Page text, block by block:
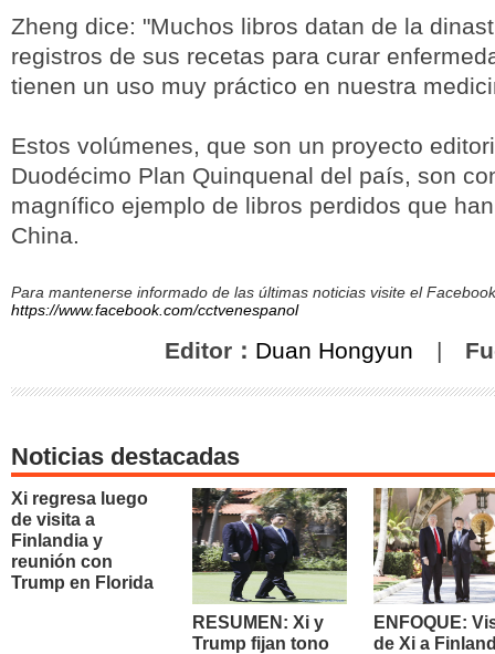
Zheng dice: "Muchos libros datan de la
registros de sus recetas para curar
tienen un uso muy práctico en nuestra
Estos volúmenes, que son un proyecto
Duodécimo Plan Quinquenal del país, son
magnífico ejemplo de libros perdidos que
China.
Para mantenerse informado de las últimas noticias visite el
https://www.facebook.com/cctvenespanol
Editor： Duan Hongyun |
Noticias destacadas
Xi regresa luego
de visita a
Finlandia y
reunión con
Trump en Florida
RESUMEN: Xi y
Trump fijan tono
ENFOQUE:
de Xi a